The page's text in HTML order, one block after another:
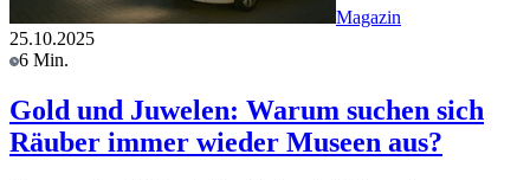
Magazin
25.10.2025
6 Min.
Gold und Juwelen: Warum suchen sich
Räuber immer wieder Museen aus?